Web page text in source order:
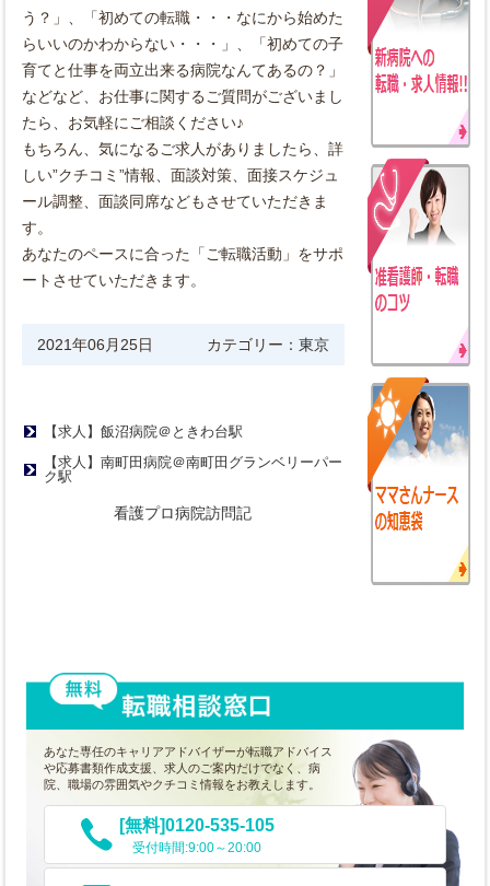
う？」、「初めての転職・・・なにから始めた
らいいのかわからない・・・」 、「初めての子
育てと仕事を両立出来る病院なんてあるの？」
などなど、お仕事に関するご質問がございまし
たら、 お気軽にご相談ください♪
もちろん、気になるご求人がありましたら、詳
しい”クチコミ”情報、面談対策、面接スケジュ
ール調整、 面談同席などもさせていただきま
す。
あなたのペースに合った「ご転職活動」 をサポ
ートさせていただきます。
2021年06月25日 カテゴリー： 東京
【求人】飯沼病院＠ときわ台駅
【求人】南町田病院＠南町田グランベリーパー
ク駅
看護プロ病院訪問記
あなた専任のキャリアアドバイザーが転職アドバイス
や応募書類作成支援、求人のご案内だけでなく、病
院、職場の雰囲気やクチコミ情報をお教えします。
[無料]0120-535-105
受付時間:9:00～20:00